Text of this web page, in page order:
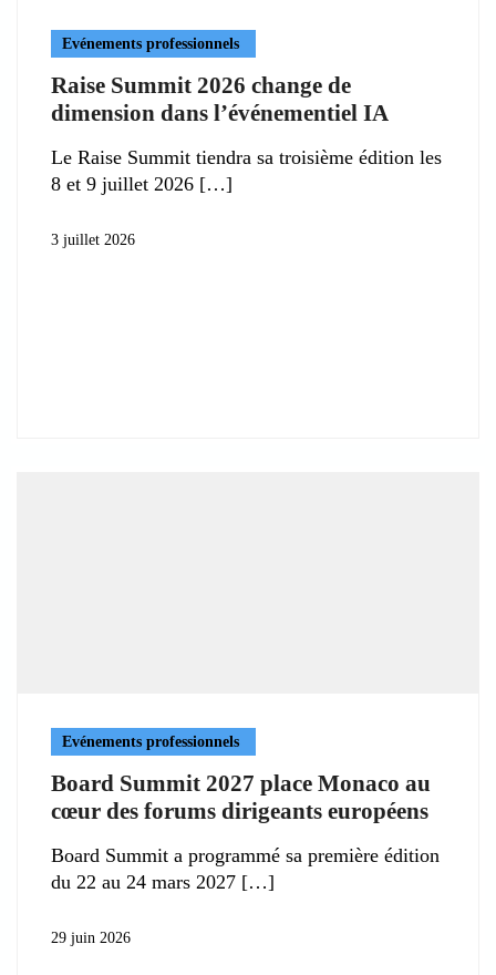
Evénements professionnels
Raise Summit 2026 change de
dimension dans l’événementiel IA
Le Raise Summit tiendra sa troisième édition les
8 et 9 juillet 2026
3 juillet 2026
Evénements professionnels
Board Summit 2027 place Monaco au
cœur des forums dirigeants européens
Board Summit a programmé sa première édition
du 22 au 24 mars 2027
29 juin 2026